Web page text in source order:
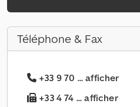
Téléphone & Fax
+33 9 70 ... afficher
+33 4 74 ... afficher